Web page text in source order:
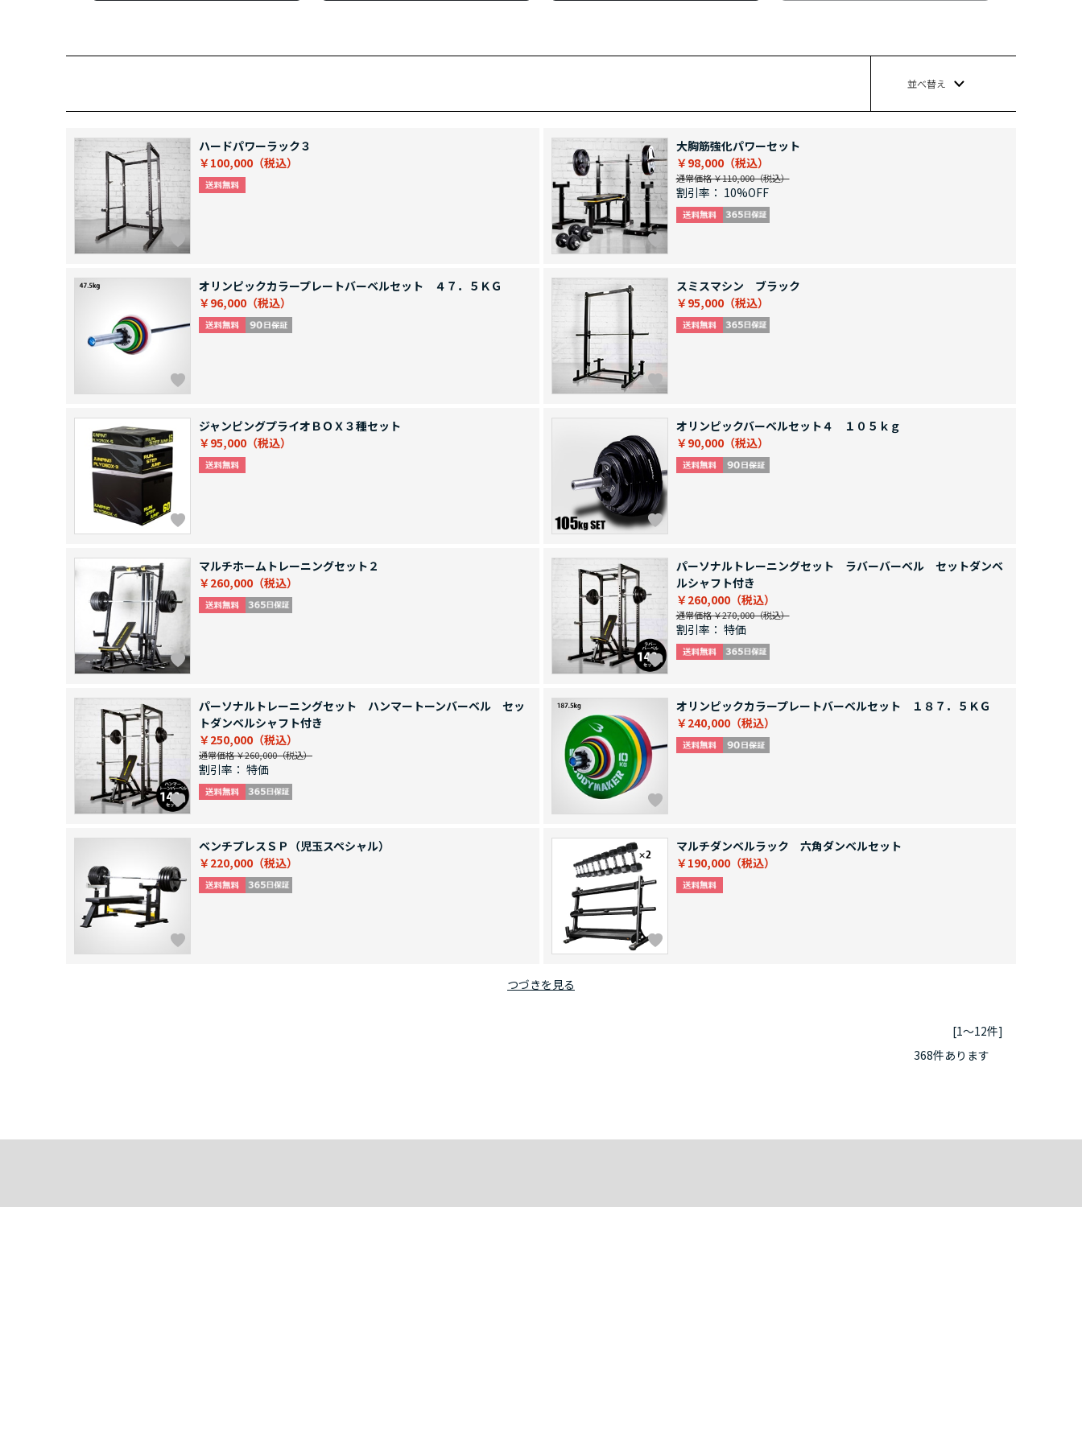
並べ替え
ハードパワーラック３
￥100,000
大胸筋強化パワーセット
￥98,000
通常価格 ￥110,000
割引率： 10%OFF
オリンピックカラープレートバーベルセット ４７．５ＫＧ
￥96,000
スミスマシン ブラック
￥95,000
ジャンピングプライオＢＯＸ３種セット
￥95,000
オリンピックバーベルセット４ １０５ｋｇ
￥90,000
マルチホームトレーニングセット２
￥260,000
パーソナルトレーニングセット ラバーバーベル セットダンベ
ルシャフト付き
￥260,000
通常価格 ￥270,000
割引率： 特価
パーソナルトレーニングセット ハンマートーンバーベル セッ
トダンベルシャフト付き
￥250,000
通常価格 ￥260,000
割引率： 特価
オリンピックカラープレートバーベルセット １８７．５ＫＧ
￥240,000
ベンチプレスＳＰ（児玉スペシャル）
￥220,000
マルチダンベルラック 六角ダンベルセット
￥190,000
つづきを見る
[1～12件]
368件あります